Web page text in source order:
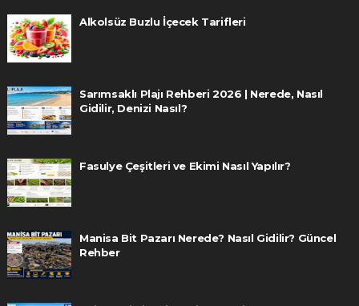
Alkolsüz Buzlu İçecek Tarifleri
Sarımsaklı Plajı Rehberi 2026 | Nerede, Nasıl
Gidilir, Denizi Nasıl?
Fasulye Çeşitleri ve Ekimi Nasıl Yapılır?
Manisa Bit Pazarı Nerede? Nasıl Gidilir? Güncel
Rehber